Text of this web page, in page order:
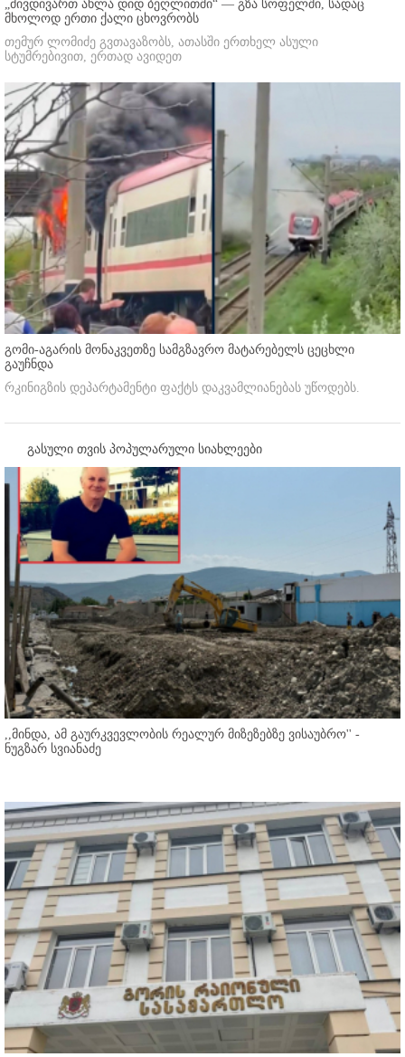
„მივდივართ ახლა დიდ ბეღლითში“ — გზა სოფელში, სადაც
მხოლოდ ერთი ქალი ცხოვრობს
თემურ ლომიძე გვთავაზობს, ათასში ერთხელ ასული
სტუმრებივით, ერთად ავიდეთ
გომი-აგარის მონაკვეთზე სამგზავრო მატარებელს ცეცხლი
გაუჩნდა
რკინიგზის დეპარტამენტი ფაქტს დაკვამლიანებას უწოდებს.
გასული თვის პოპულარული სიახლეები
,,მინდა, ამ გაურკვევლობის რეალურ მიზეზებზე ვისაუბრო'' -
ნუგზარ სვიანაძე